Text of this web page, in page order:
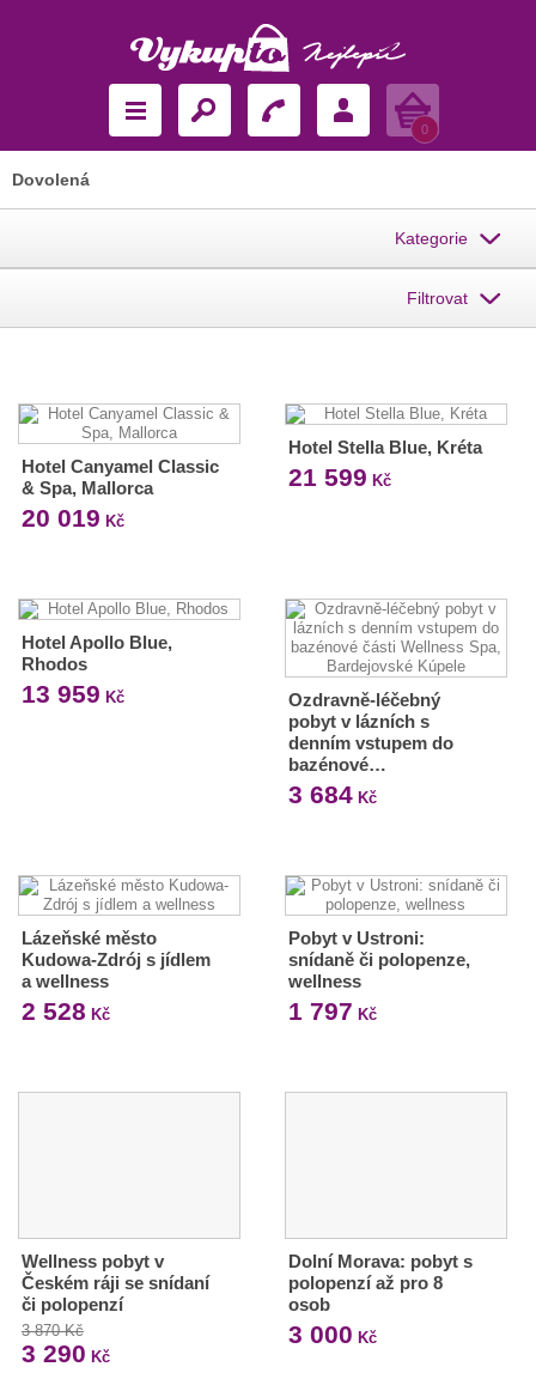
Košík
0
Dovolená
Kategorie
Filtrovat
Hotel Canyamel Classic
& Spa, Mallorca
20 019 Kč
Hotel Stella Blue, Kréta
21 599 Kč
Hotel Apollo Blue,
Rhodos
13 959 Kč
Ozdravně-léčebný
pobyt v lázních s
denním vstupem do
bazénové…
3 684Kč
Lázeňské město
Kudowa-Zdrój s jídlem
a wellness
2 528 Kč
Pobyt v Ustroni:
snídaně či polopenze,
wellness
1 797 Kč
Wellness pobyt v
Českém ráji se snídaní
či polopenzí
3 870 Kč
3 290 Kč
Dolní Morava: pobyt s
polopenzí až pro 8
osob
3 000 Kč